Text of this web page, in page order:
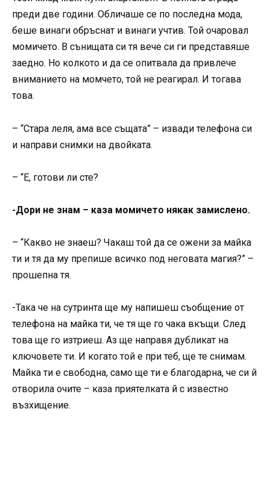
преди две години. Обличаше се по последна мода,
беше винаги обръснат и винаги учтив. Той очаровал
момичето. В сънищата си тя вече си ги представяше
заедно. Но колкото и да се опитвала да привлече
вниманието на момчето, той не реагирал. И тогава
това.
– “Стара леля, ама все същата” – извади телефона си
и направи снимки на двойката.
– “Е, готови ли сте?
-Дори не знам – каза момичето някак замислено.
– “Какво не знаеш? Чакаш той да се ожени за майка
ти и тя да му препише всичко под неговата магия?” –
прошепна тя.
-Така че на сутринта ще му напишеш съобщение от
телефона на майка ти, че тя ще го чака вкъщи. След
това ще го изтриеш. Аз ще направя дубликат на
ключовете ти. И когато той е при теб, ще те снимам.
Майка ти е свободна, само ще ти е благодарна, че си й
отворила очите – каза приятелката й с известно
възхищение.